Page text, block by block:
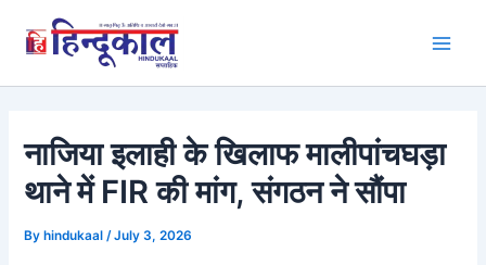
नाजिया इलाही के खिलाफ मालीपांचघड़ा
थाने में FIR की मांग, संगठन ने सौंपा
By hindukaal/July 3, 2026